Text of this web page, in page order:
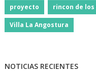
proyecto rincon de los
Villa La Angostura
NOTICIAS RECIENTES